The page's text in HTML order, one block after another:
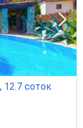
12.7 соток